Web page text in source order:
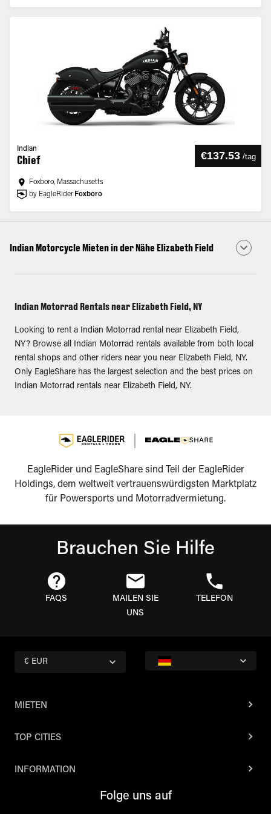
Indian
Chief €137.53 /tag
Foxboro, Massachusetts
by EagleRider Foxboro
Indian Motorcycle Mieten in der Nähe Elizabeth Field
Indian Motorrad Rentals near Elizabeth Field, NY
Looking to rent a Indian Motorrad rental near Elizabeth Field,
NY? Browse all Indian Motorrad rentals available from both local
rental shops and other riders near you near Elizabeth Field, NY.
Only EagleShare has the largest selection and the best prices on
Indian Motorrad rentals near Elizabeth Field, NY.
EagleRider und EagleShare sind Teil der EagleRider
Holdings, dem weltweit vertrauenswürdigsten Marktplatz
für Powersports und Motorradvermietung.
Brauchen Sie Hilfe
FAQS
MAILEN SIE
UNS
TELEFON
€ EUR
MIETEN
TOP CITIES
INFORMATION
Folge uns auf